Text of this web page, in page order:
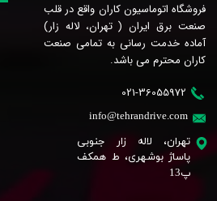
فروشگاه اتوماسیون کاران واقع در قلب
صنعت برق ایران ( تهران، لاله زار)
آماده خدمت رسانی به تمامی صنعت
کاران محترم می باشد.
021-36055972
​info@tehrandrive.com
تهران، لاله زار جنوبی
پاساژ بوشهری، ط همکف
پ13 ​​​​​​​